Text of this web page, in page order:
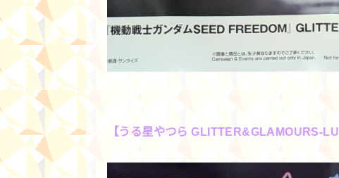
【うる星やつら GLITTER&GLAMOURS-